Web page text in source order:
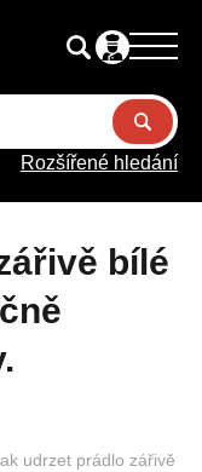
Rozšířené hledání
udrzet prádlo zářivě